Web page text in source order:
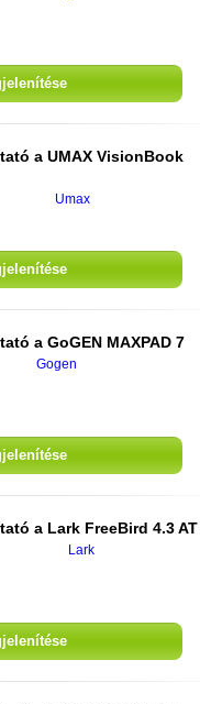
a UMAX VisionBook
Umax
a GoGEN MAXPAD 7
Gogen
a Lark FreeBird 4.3 AT
Lark